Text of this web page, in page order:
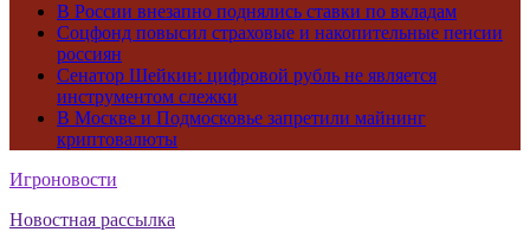
В России внезапно поднялись ставки по вкладам
Соцфонд повысил страховые и накопительные пенсии
россиян
Сенатор Шейкин: цифровой рубль не является
инструментом слежки
В Москве и Подмосковье запретили майнинг
криптовалюты
Игроновости
Новостная рассылка